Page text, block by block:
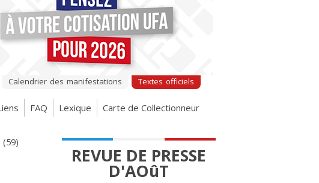
Calendrier des manifestations Textes officiels
FAQ Lexique Carte de Collectionneur
REVUE DE PRESSE
D'AOûT
(59)